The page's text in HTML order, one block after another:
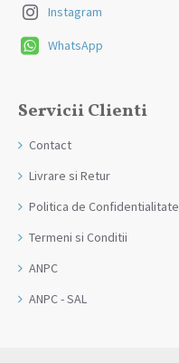
Instagram
WhatsApp
Servicii Clienti
Contact
Livrare si Retur
Politica de Confidentialitate
Termeni si Conditii
ANPC
ANPC - SAL